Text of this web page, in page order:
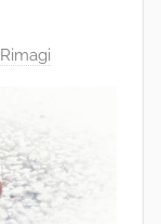
Rimagi